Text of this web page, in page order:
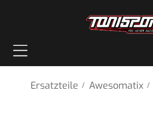
Ersatzteile / Awesomatix /